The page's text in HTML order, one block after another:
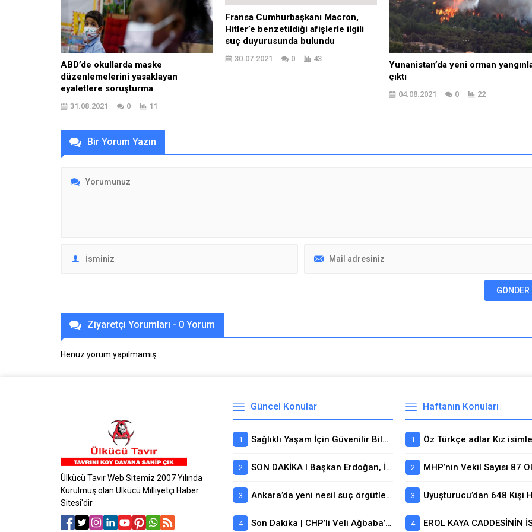
ABD’de okullarda maske
düzenlemelerini yasaklayan
eyaletlere soruşturma
31.08.2021 0 11
Fransa Cumhurbaşkanı Macron,
Hitler’e benzetildiği afişlerle ilgili
suç duyurusunda bulundu
30.07.2021 0 43
Yunanistan’da yeni orman
çıktı
04.08.2021 0 22
Bir Yorum Yazın
Ziyaretçi Yorumları - 0 Yorum
Henüz yorum yapılmamış.
Ülkücü Tavır Web Sitemiz 2007 Yılında
Kurulmuş olan Ülkücü Milliyetçi Haber
Sitesi'dir
Güncel Konular
Sağlıklı Yaşam İçin Güvenilir Bilginin Adresi
SON DAKİKA I Başkan Erdoğan, İtalya Başbakanı Meloni ile görüştü: ‘Müttefikler arasındaki bağ güçlendirilmeli’
Ankara’da yeni nesil suç örgütlerine dev operasyon! 55 şüpheli tutuklandı
Son Dakika | CHP’li Veli Ağbaba’nın yeğeni Ahmet Can Ağbaba ve Çankaya Belediye Başkanı Hüseyin Can Güner’in özel kalem müdürü gözaltına alındı
Haftanın Konuları
MHP’nin Vekil Sayısı 87